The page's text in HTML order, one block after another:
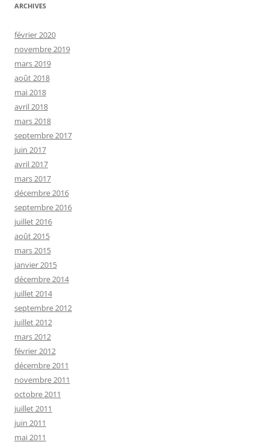
ARCHIVES
février 2020
novembre 2019
mars 2019
août 2018
mai 2018
avril 2018
mars 2018
septembre 2017
juin 2017
avril 2017
mars 2017
décembre 2016
septembre 2016
juillet 2016
août 2015
mars 2015
janvier 2015
décembre 2014
juillet 2014
septembre 2012
juillet 2012
mars 2012
février 2012
décembre 2011
novembre 2011
octobre 2011
juillet 2011
juin 2011
mai 2011